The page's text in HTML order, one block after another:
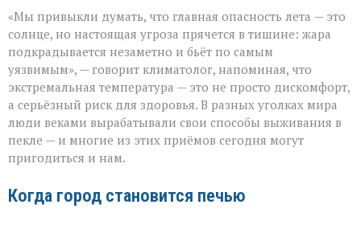
не
просит
разрешения — она
просто
приходит»
«Мы привыкли думать, что главная опасность лета — это
солнце, но настоящая угроза прячется в тишине: жара
подкрадывается незаметно и бьёт по самым
уязвимым», — говорит климатолог, напоминая, что
экстремальная температура — это не просто дискомфорт,
а серьёзный риск для здоровья. В разных уголках мира
люди веками вырабатывали свои способы выживания в
пекле — и многие из этих приёмов сегодня могут
пригодиться и нам.
Когда город становится печью